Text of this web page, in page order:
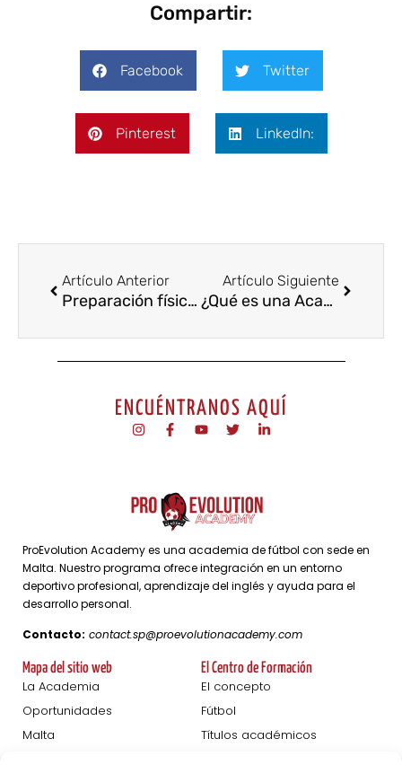
Compartir:
Facebook Twitter
Pinterest LinkedIn:
Artículo Anterior
Preparación física para el fútbol
Artículo Siguiente
¿Qué es una Academia de Fútbol?
ENCUÉNTRANOS AQUÍ
ProEvolution Academy es una academia de fútbol con sede en
Malta. Nuestro programa ofrece integración en un entorno
deportivo profesional, aprendizaje del inglés y ayuda para el
desarrollo personal.
Contacto: contact.sp@proevolutionacademy.com
Mapa del sitio web
La Academia
Oportunidades
Malta
El Centro de Formación
El concepto
Fútbol
Títulos académicos